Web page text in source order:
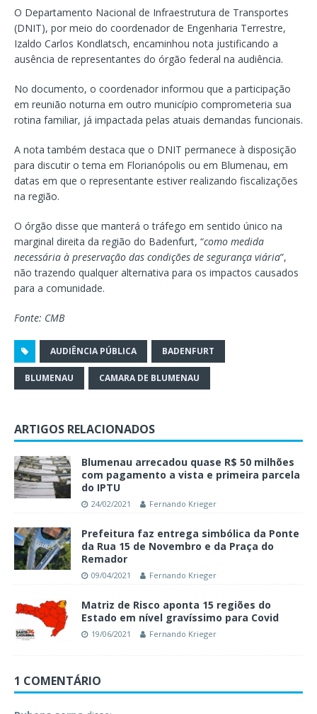
O Departamento Nacional de Infraestrutura de Transportes
(DNIT), por meio do coordenador de Engenharia Terrestre,
Izaldo Carlos Kondlatsch, encaminhou nota justificando a
ausência de representantes do órgão federal na audiência.
No documento, o coordenador informou que a participação
em reunião noturna em outro município comprometeria sua
rotina familiar, já impactada pelas atuais demandas funcionais.
A nota também destaca que o DNIT permanece à disposição
para discutir o tema em Florianópolis ou em Blumenau, em
datas em que o representante estiver realizando fiscalizações
na região.
O órgão disse que manterá o tráfego em sentido único na
marginal direita da região do Badenfurt, “como medida
necessária à preservação das condições de segurança viária”,
não trazendo qualquer alternativa para os impactos causados
para a comunidade.
Fonte: CMB
AUDIÊNCIA PÚBLICA BADENFURT
BLUMENAU CAMARA DE BLUMENAU
ARTIGOS RELACIONADOS
Blumenau arrecadou quase R$ 50 milhões
com pagamento a vista e primeira parcela
do IPTU
24/02/2021 Fernando Krieger
Prefeitura faz entrega simbólica da Ponte
da Rua 15 de Novembro e da Praça do
Remador
09/04/2021 Fernando Krieger
Matriz de Risco aponta 15 regiões do
Estado em nível gravíssimo para Covid
19/06/2021 Fernando Krieger
1 COMENTÁRIO